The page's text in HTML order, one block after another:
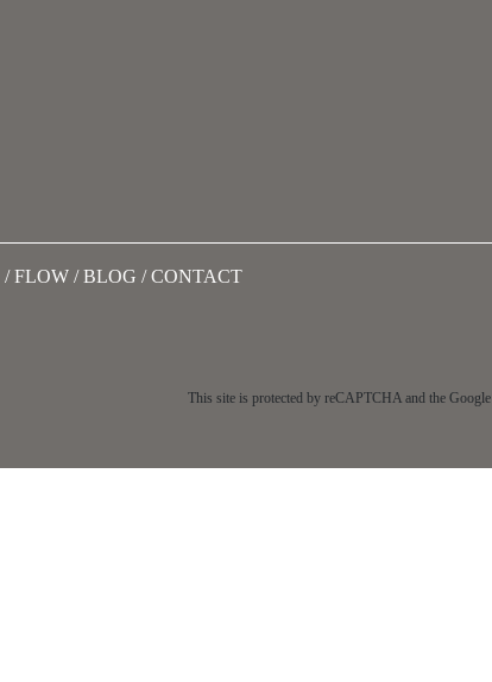
FLOW BLOG
CONTACT
This site is protected by reCAPTCHA and the Google